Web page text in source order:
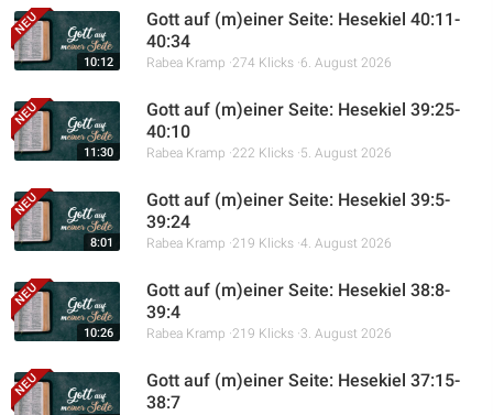
10:12
Gott auf (m)einer Seite: Hesekiel 40:11-
40:34
Rabea Kramp 274 Klicks 6. August 2026
11:30
Gott auf (m)einer Seite: Hesekiel 39:25-
40:10
Rabea Kramp 222 Klicks 5. August 2026
8:01
Gott auf (m)einer Seite: Hesekiel 39:5-
39:24
Rabea Kramp 219 Klicks 4. August 2026
10:26
Gott auf (m)einer Seite: Hesekiel 38:8-
39:4
Rabea Kramp 219 Klicks 3. August 2026
Gott auf (m)einer Seite: Hesekiel 37:15-
38:7